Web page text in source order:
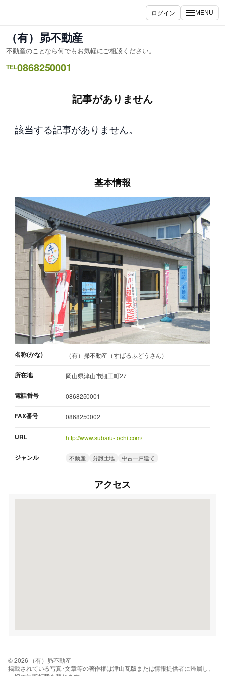
キ
ッ
ログイン MENU
（有）昴不動産
不動産のことなら何でもお気軽にご相談ください。
TEL0868250001
記事がありません
該当する記事がありません。
基本情報
名称(かな) （有）昴不動産（すばるふどうさん）
所在地 岡山県津山市細工町27
電話番号 0868250001
FAX番号 0868250002
URL http://www.subaru-tochi.com/
ジャンル 不動産 分譲土地 中古一戸建て
アクセス
© 2026 （有）昴不動産
掲載されている写真･文章等の著作権は津山瓦版または情報提供者に帰属し、